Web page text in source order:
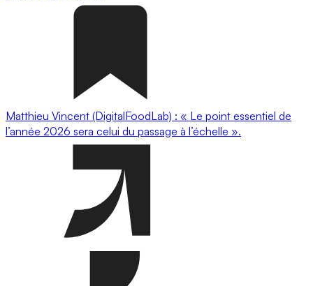
Matthieu Vincent (DigitalFoodLab) : « Le point essentiel de
l’année 2026 sera celui du passage à l’échelle ».